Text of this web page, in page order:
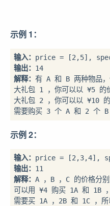
示例 1：
输入：
输出：
解释： 有 A 和 B 两种物品
大礼包 1 ，你可以以 ¥5 的
大礼包 2 ，你可以以 ¥10
需要购买 3 个 A 和 2 个 B
示例 2：
输入：
输出：
解释： A ，B ，C 的价格分
可以用 ¥4 购买 1A 和 1B
需要买 1A ，2B 和 1C ，